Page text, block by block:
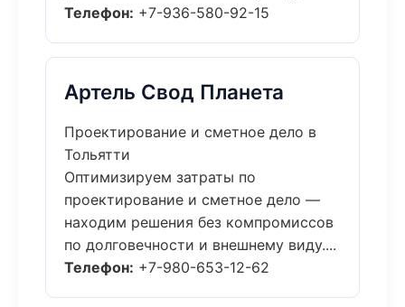
Телефон: +7-936-580-92-15
Артель Свод Планета
Проектирование и сметное дело в
Тольятти
Оптимизируем затраты по
проектирование и сметное дело —
находим решения без компромиссов
по долговечности и внешнему виду....
Телефон: +7-980-653-12-62